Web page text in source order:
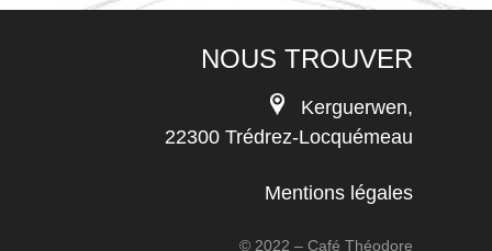
NOUS TROUVER
Kerguerwen,
22300 Trédrez-Locquémeau
Mentions légales
© 2022 – Café Théodore